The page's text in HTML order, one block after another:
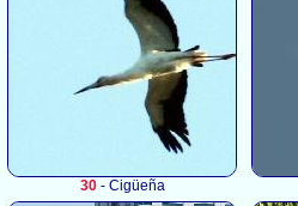
30- Cigüeña